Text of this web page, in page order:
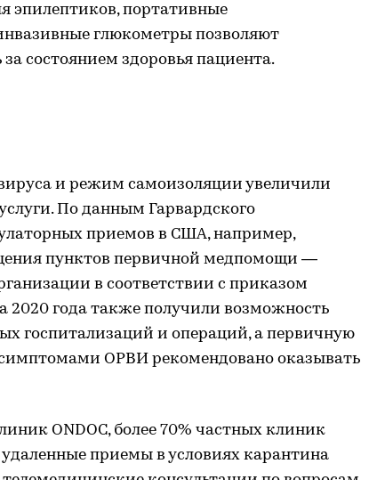
эпилептиков, портативные
глюкометры позволяют
состоянием здоровья пациента.
и режим самоизоляции увеличили
По данным Гарвардского
приемов в США, например,
пунктов первичной медпомощи —
в соответствии с приказом
2020 года также получили возможность
госпитализаций и операций, а первичную
ОРВИ рекомендовано оказывать
ONDOC, более 70% частных клиник
приемы в условиях карантина